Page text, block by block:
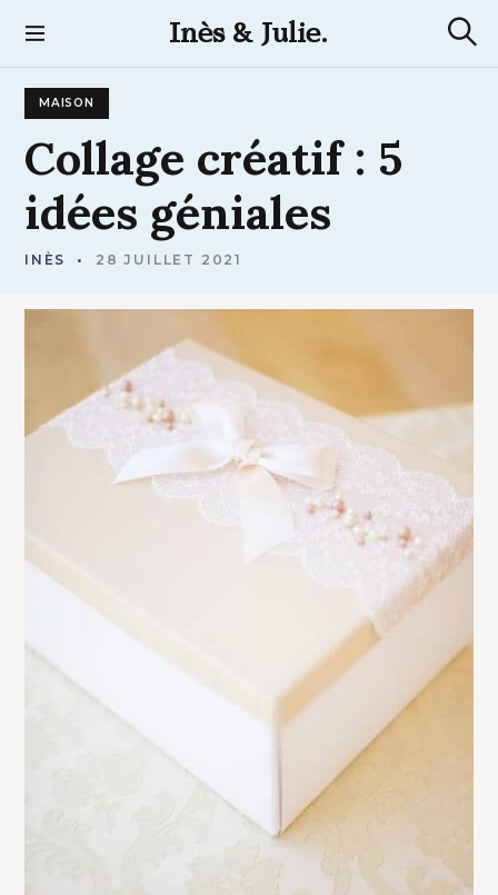
Inès & Julie.
e
MAISON
Collage créatif : 5
idées géniales
INÈS 28 JUILLET 2021